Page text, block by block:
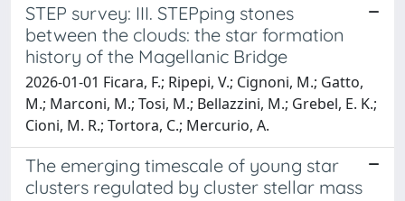
STEP survey: III. STEPping stones
between the clouds: the star formation
history of the Magellanic Bridge
2026-01-01 Ficara, F.; Ripepi, V.; Cignoni, M.; Gatto,
M.; Marconi, M.; Tosi, M.; Bellazzini, M.; Grebel, E. K.;
Cioni, M. R.; Tortora, C.; Mercurio, A.
The emerging timescale of young star
clusters regulated by cluster stellar mass